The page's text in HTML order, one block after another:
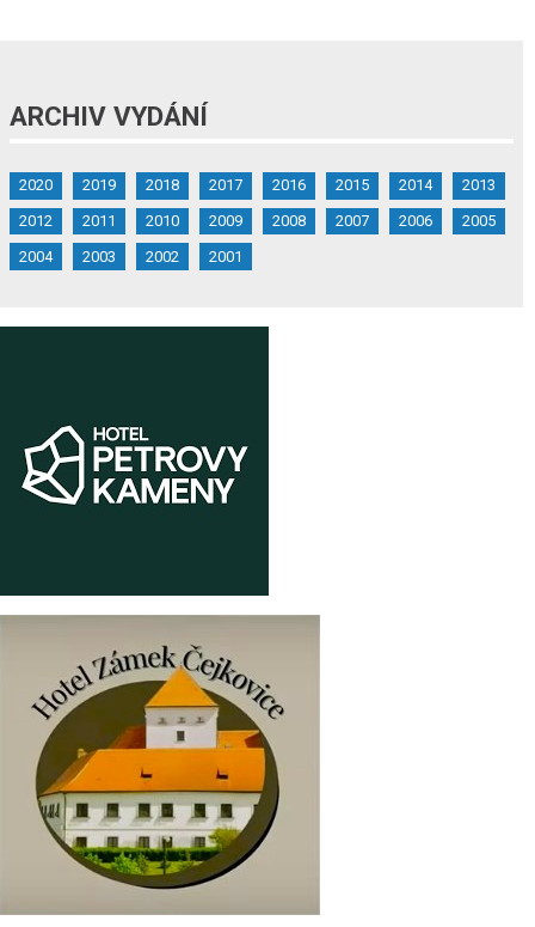
ARCHIV VYDÁNÍ
2020 2019 2018 2017 2016 2015 2014
2013
2012
2011 2010 2009 2008 2007 2006
2005
2004
2003 2002 2001